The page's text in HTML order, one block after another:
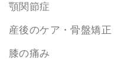
顎関節症
産後のケア・骨盤矯正
膝の痛み